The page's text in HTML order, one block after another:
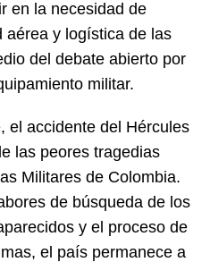
en la necesidad de
aérea y logística de las
del debate abierto por
militar.
el accidente del Hércules
las peores tragedias
Militares de Colombia.
de búsqueda de los
y el proceso de
el país permanece a